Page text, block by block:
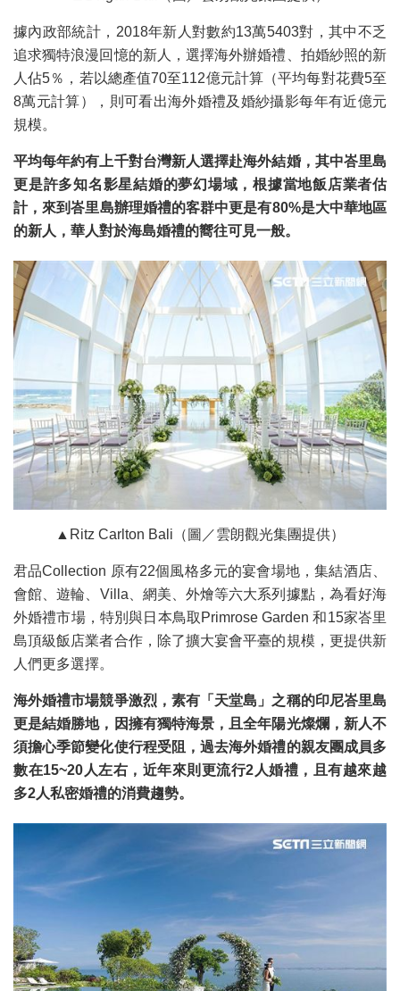
據內政部統計，2018年新人對數約13萬5403對，其中不乏
追求獨特浪漫回憶的新人，選擇海外辦婚禮、拍婚紗照的新
人佔5％，若以總產值70至112億元計算（平均每對花費5至
8萬元計算），則可看出海外婚禮及婚紗攝影每年有近億元
規模。
平均每年約有上千對台灣新人選擇赴海外結婚，其中峇里島
更是許多知名影星結婚的夢幻場域，根據當地飯店業者估
計，來到峇里島辦理婚禮的客群中更是有80%是大中華地區
的新人，華人對於海島婚禮的嚮往可見一般。
▲Ritz Carlton Bali（圖／雲朗觀光集團提供）
君品Collection 原有22個風格多元的宴會場地，集結酒店、
會館、遊輪、Villa、網美、外燴等六大系列據點，為看好海
外婚禮市場，特別與日本鳥取Primrose Garden 和15家峇里
島頂級飯店業者合作，除了擴大宴會平臺的規模，更提供新
人們更多選擇。
海外婚禮市場競爭激烈，素有「天堂島」之稱的印尼峇里島
更是結婚勝地，因擁有獨特海景，且全年陽光燦爛，新人不
須擔心季節變化使行程受阻，過去海外婚禮的親友團成員多
數在15~20人左右，近年來則更流行2人婚禮，且有越來越
多2人私密婚禮的消費趨勢。